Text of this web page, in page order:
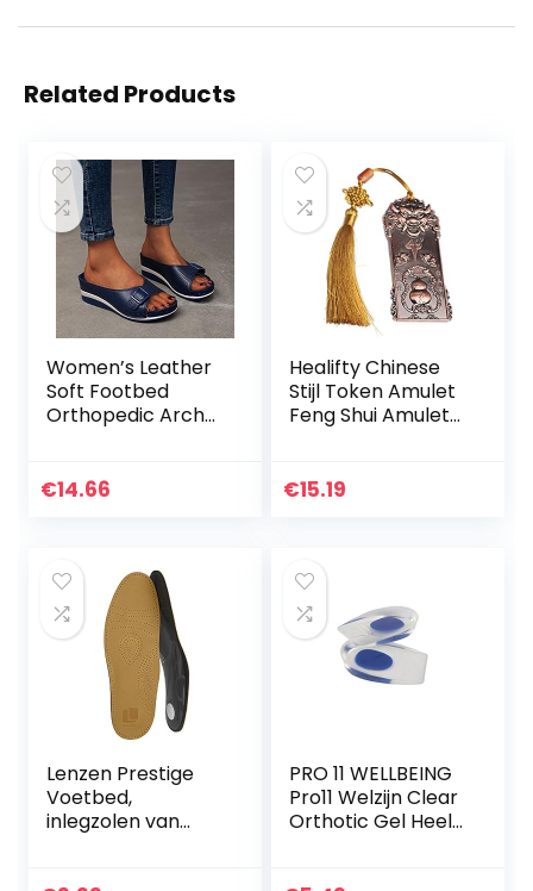
Related Products
Women’s Leather
Soft Footbed
Orthopedic Arch-
Women,Women’s
Beach Shoes Open
Toe Sliders Flip
Flops
€14.66
Healifty Chinese
Stijl Token Amulet
Feng Shui Amulet
Gezondheid
€15.19
Lenzen Prestige
Voetbed,
inlegzolen van
PRO 11 WELLBEING
Pro11 Welzijn Clear
Orthotic Gel Heel